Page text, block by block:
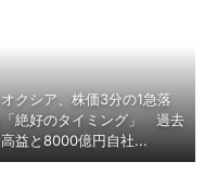
クシア、株価3分の1急落
絶好のタイミング」 過去
益と8000億円自社...